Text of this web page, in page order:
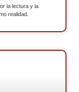
la lectura y la
realidad.